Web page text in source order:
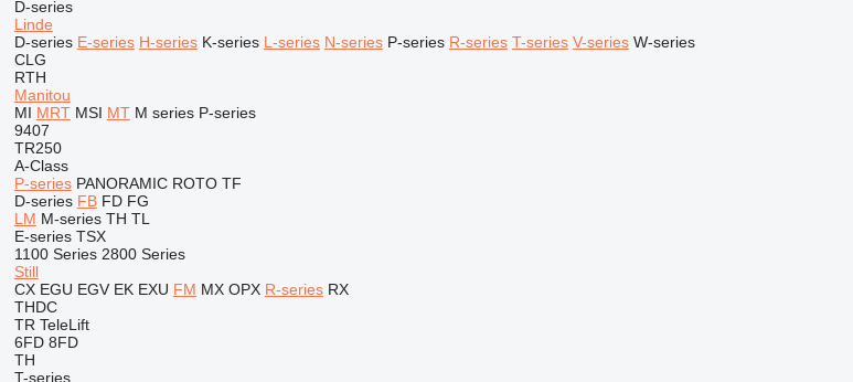
D-series
Linde
D-series E-series H-series K-series L-series N-series P-series R-series T-series V-series W-series
CLG
RTH
Manitou
MI MRT MSI MT M series P-series
9407
TR250
A-Class
P-series PANORAMIC ROTO TF
D-series FB FD FG
LM M-series TH TL
E-series TSX
1100 Series 2800 Series
Still
CX EGU EGV EK EXU FM MX OPX R-series RX
THDC
TR TeleLift
6FD 8FD
TH
T-series